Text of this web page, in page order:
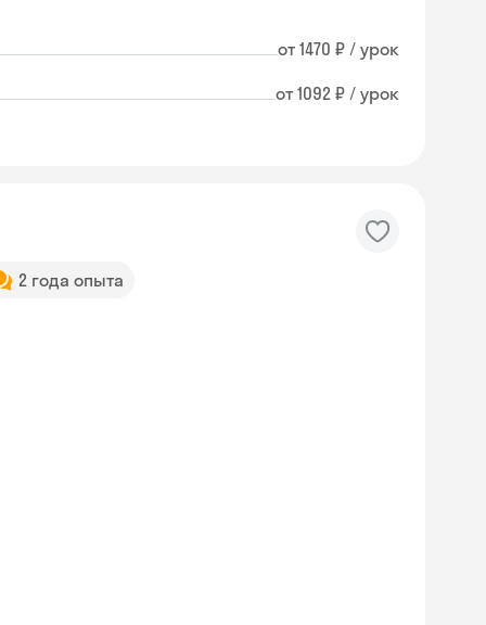
от 1470 ₽ / урок
от 1092 ₽ / урок
2 года опыта